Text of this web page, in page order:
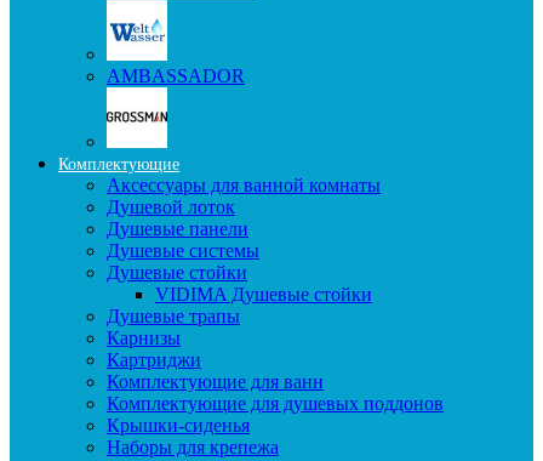
AMBASSADOR
Комплектующие
Аксессуары для ванной комнаты
Душевой лоток
Душевые панели
Душевые системы
Душевые стойки
VIDIMA Душевые стойки
Душевые трапы
Карнизы
Картриджи
Комплектующие для ванн
Комплектующие для душевых поддонов
Крышки-сиденья
Наборы для крепежа